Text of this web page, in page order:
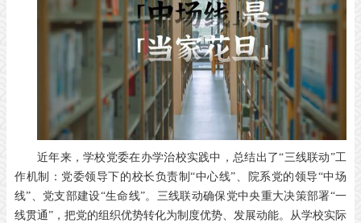
近年来，学校党委在办学治校实践中，总结出了“三线联动”工
作机制：党委领导下的校长负责制“中心线”、院系党的领导“中场
线”、党支部建设“生命线”。三线联动确保党中央重大决策部署“一
线贯通”，把党的组织优势转化为制度优势、发展动能。从学校实际